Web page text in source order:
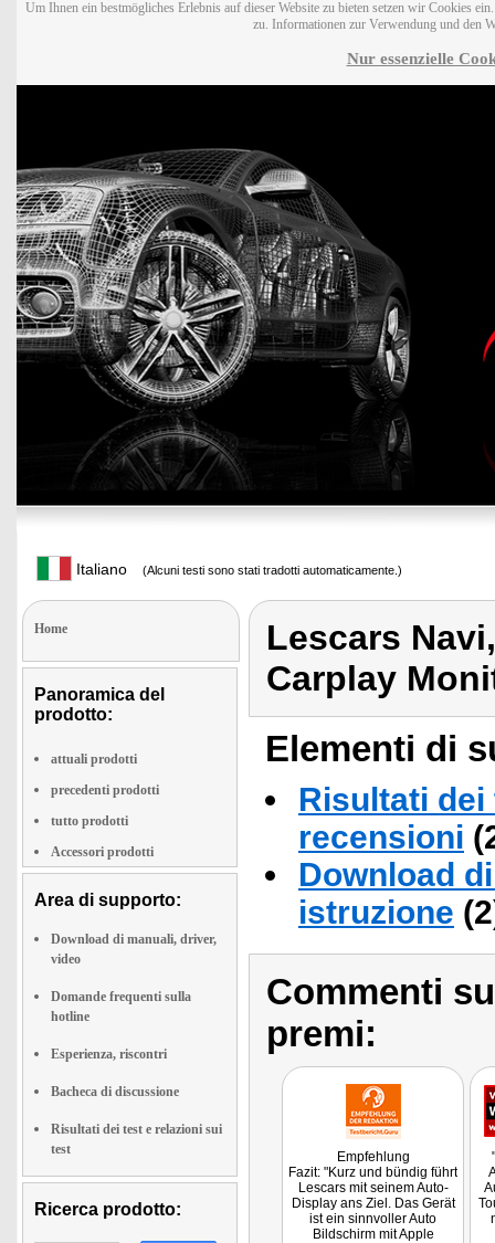
Um Ihnen ein bestmögliches Erlebnis auf dieser Website zu bieten setzen wir Cookies
zu. Informationen zur Verwendung und den
Nur essenzielle
Italiano (Alcuni testi sono stati tradotti automaticamente.)
Home
Panoramica del
prodotto:
attuali prodotti
precedenti prodotti
tutto prodotti
Accessori prodotti
Area di supporto:
Download di manuali, driver,
video
Domande frequenti sulla
hotline
Esperienza, riscontri
Bacheca di discussione
Risultati dei test e relazioni sui
test
Ricerca prodotto:
Lescars
Carplay
Elementi di
Risultati
recensioni
Download
istruzione
Commenti
premi:
Empfehlung
Fazit: "Kurz und bündig führt
Lescars mit seinem Auto-
Display ans Ziel. Das Gerät
ist ein sinnvoller Auto
Bildschirm mit Apple